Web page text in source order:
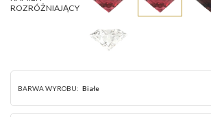
ROZRÓŻNIAJĄCY
BARWA WYROBU: Białe